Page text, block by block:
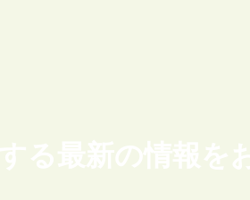
る最新の情報